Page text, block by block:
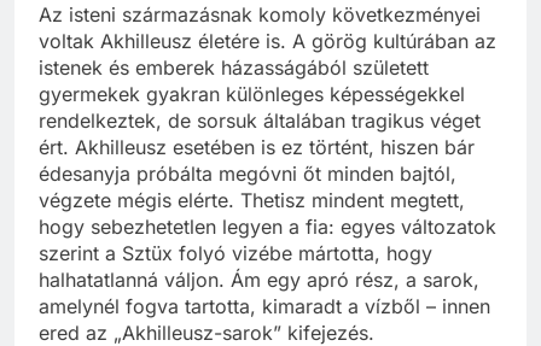
Az isteni származásnak komoly következményei
voltak Akhilleusz életére is. A görög kultúrában az
istenek és emberek házasságából született
gyermekek gyakran különleges képességekkel
rendelkeztek, de sorsuk általában tragikus véget
ért. Akhilleusz esetében is ez történt, hiszen bár
édesanyja próbálta megóvni őt minden bajtól,
végzete mégis elérte. Thetisz mindent megtett,
hogy sebezhetetlen legyen a fia: egyes változatok
szerint a Sztüx folyó vizébe mártotta, hogy
halhatatlanná váljon. Ám egy apró rész, a sarok,
amelynél fogva tartotta, kimaradt a vízből – innen
ered az „Akhilleusz-sarok” kifejezés.